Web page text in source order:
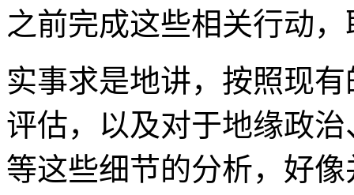
之前完成这些相关行动
实事求是地讲，按照现
评估，以及对于地缘政
等这些细节的分析，好